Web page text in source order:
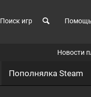
Поиск игр Помощь
Новости
Пополнялка Steam